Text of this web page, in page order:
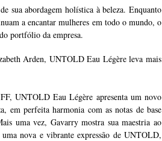
sua abordagem holística à beleza. Enquanto
a encantar mulheres em todo o mundo, o
portfólio da empresa.
Arden, UNTOLD Eau Légère leva mais
UNTOLD Eau Légère apresenta um novo
em perfeita harmonia com as notas de base
uma vez, Gavarry mostra sua maestria ao
nova e vibrante expressão de UNTOLD,